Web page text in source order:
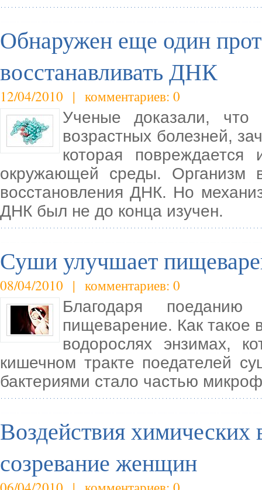
Обнаружен еще один
восстанавливать ДНК
12/04/2010 | комментариев: 0
Ученые доказали, что
возрастных болезней,
которая повреждается
окружающей среды. Организм
восстановления ДНК. Но
ДНК был не до конца изучен.
Суши улучшает
08/04/2010 | комментариев: 0
Благодаря
пищеварение. Как
водорослях энзимах,
кишечном тракте поедателей
бактериями стало частью
Воздействия химических
созревание женщин